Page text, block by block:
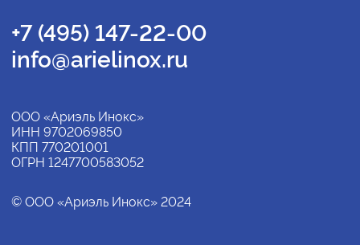
+7 (495) 147-22-00
info@arielinox.ru
ООО «Ариэль Инокс»
ИНН 9702069850
КПП 770201001
ОГРН 1247700583052
© ООО «Ариэль Инокс» 2024